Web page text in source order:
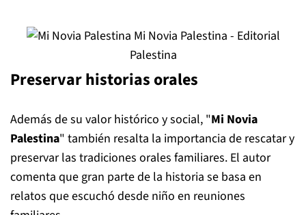
Mi Novia Palestina - Editorial
Palestina
Preservar historias orales
Además de su valor histórico y social, "Mi Novia
Palestina" también resalta la importancia de rescatar y
preservar las tradiciones orales familiares. El autor
comenta que gran parte de la historia se basa en
relatos que escuchó desde niño en reuniones